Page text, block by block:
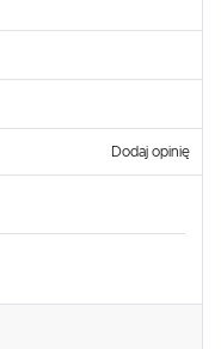
Dodaj opinię